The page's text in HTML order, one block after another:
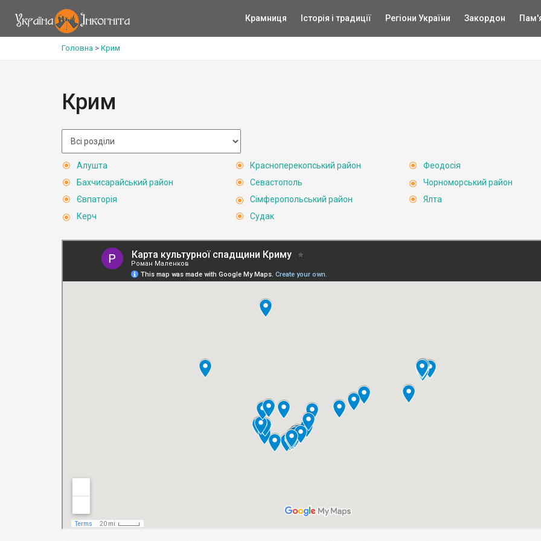
Крамниця Історія і традиції Регіони України Закордон
Головна > Крим
Крим
Алушта
Бахчисарайський район
Євпаторія
Керч
Красноперекопський район
Севастополь
Сімферопольський район
Судак
Феодосія
Чорноморський район
Ялта